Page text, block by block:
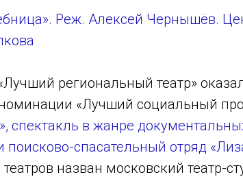
Реж. Алексей Чернышёв.
региональный театр»
«Лучший социальный
спектакль в жанре
поисково-спасательный отряд
назван московский театр-